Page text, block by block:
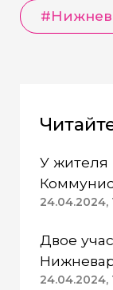
У жителя
патронов
24.04.2024,
Двое
попались
24.04.2024,